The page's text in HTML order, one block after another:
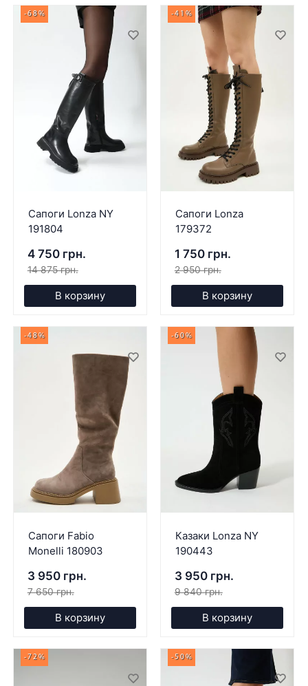
-68%
Сапоги Lonza NY
191804
4 750 грн.
14 875 грн.
В корзину
-41%
Сапоги Lonza
179372
1 750 грн.
2 950 грн.
В корзину
-48%
Сапоги Fabio
Monelli 180903
3 950 грн.
7 650 грн.
В корзину
-60%
Казаки Lonza NY
190443
3 950 грн.
9 840 грн.
В корзину
-72% -50%